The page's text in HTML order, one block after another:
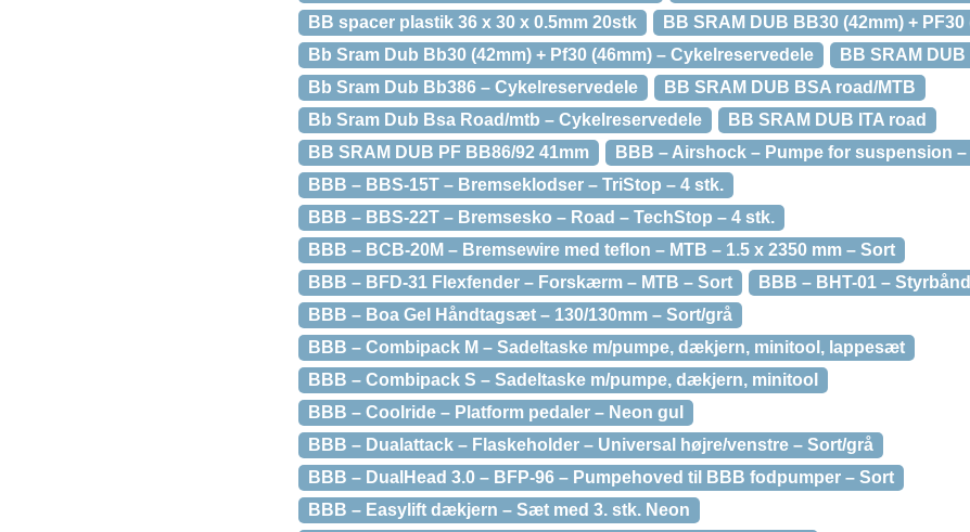
BB spacer plastik 36 x 30 x 0.5mm 20stk
BB SRAM DUB BB30 (42mm) + PF30
Bb Sram Dub Bb30 (42mm) + Pf30 (46mm) – Cykelreservedele
BB SRAM
Bb Sram Dub Bb386 – Cykelreservedele
BB SRAM DUB BSA road/MTB
Bb Sram Dub Bsa Road/mtb – Cykelreservedele
BB SRAM DUB ITA road
BB SRAM DUB PF BB86/92 41mm
BBB – Airshock – Pumpe for suspension –
BBB – BBS-15T – Bremseklodser – TriStop – 4 stk.
BBB – BBS-22T – Bremsesko – Road – TechStop – 4 stk.
BBB – BCB-20M – Bremsewire med teflon – MTB – 1.5 x 2350 mm – Sort
BBB – BFD-31 Flexfender – Forskærm – MTB – Sort
BBB – BHT-01 –
BBB – Boa Gel Håndtagsæt – 130/130mm – Sort/grå
BBB – Combipack M – Sadeltaske m/pumpe, dækjern, minitool, lappesæt
BBB – Combipack S – Sadeltaske m/pumpe, dækjern, minitool
BBB – Coolride – Platform pedaler – Neon gul
BBB – Dualattack – Flaskeholder – Universal højre/venstre – Sort/grå
BBB – DualHead 3.0 – BFP-96 – Pumpehoved til BBB fodpumper – Sort
BBB – Easylift dækjern – Sæt med 3. stk. Neon